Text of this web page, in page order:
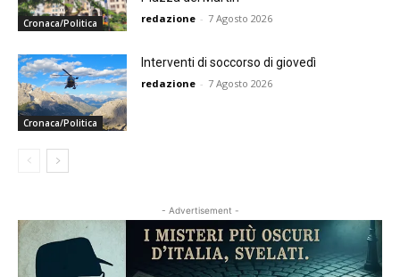
Cronaca/Politica redazione - 7 Agosto 2026
Cronaca/Politica
Interventi di soccorso di giovedì
redazione - 7 Agosto 2026
- Advertisement -